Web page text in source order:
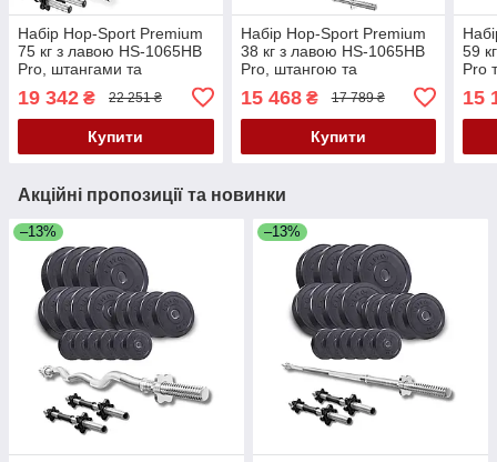
Набір Hop-Sport Premium
75 кг з лавою HS-1065HB
Pro, штангами та
19 342 ₴ 22 251 ₴
Купити
Набір Hop-Sport Premium
38 кг з лавою HS-1065HB
Pro, штангою та
15 468₴ 17 789 ₴
Купити
59
Pro
15
Акційні пропозиції та новинки
–13% –13%